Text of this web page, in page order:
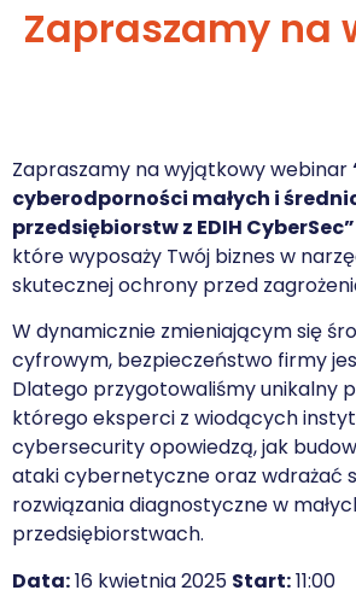
Zapraszamy na
Zapraszamy na wyjątkowy webinar
cyberodporności małych i
przedsiębiorstw z EDIH CyberSec”
które wyposaży Twój biznes w
skutecznej ochrony przed
W dynamicznie zmieniającym się
cyfrowym, bezpieczeństwo firmy
Dlatego przygotowaliśmy unikalny
którego eksperci z wiodących
cybersecurity opowiedzą, jak
ataki cybernetyczne oraz wdrażać
rozwiązania diagnostyczne w
przedsiębiorstwach.
Data:16 kwietnia 2025 Start:11:00